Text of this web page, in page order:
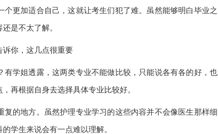
更加适合自己，这就让考生们犯了难。虽然能够明白毕业之
是不太了解。
诉你，这几点很重要
学姐透露，这两类专业不能做比较，只能说各有各的好，也
再根据自身去选择具体专业比较好。
的地方。虽然护理专业学习的这些内容并不会像医生那样细
学生来说会有一点难以理解。